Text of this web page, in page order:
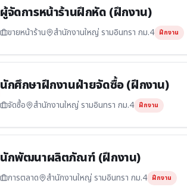
ผู้จัดการหน้าร้านฝึกหัด (ฝึกงาน)
ขายหน้าร้าน สำนักงานใหญ่ รามอินทรา กม.4 ฝึกงาน
นักศึกษาฝึกงานฝ่ายจัดซื้อ (ฝึกงาน)
จัดซื้อ สำนักงานใหญ่ รามอินทรา กม.4 ฝึกงาน
นักพัฒนาผลิตภัณฑ์ (ฝึกงาน)
การตลาด สำนักงานใหญ่ รามอินทรา กม.4 ฝึกงาน